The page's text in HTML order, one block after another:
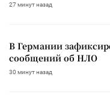
27 минут назад
В Германии
сообщений об НЛО
30 минут назад